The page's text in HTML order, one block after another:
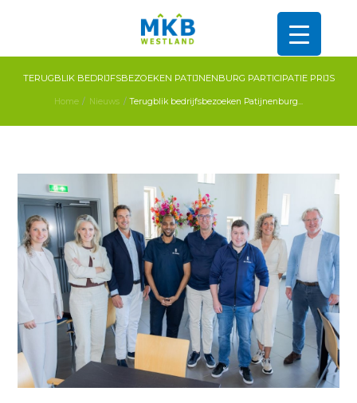
TERUGBLIK BEDRIJFSBEZOEKEN PATIJNENBURG PARTICIPATIE PRIJS
Home Nieuws Terugblik bedrijfsbezoeken Patijnenburg...